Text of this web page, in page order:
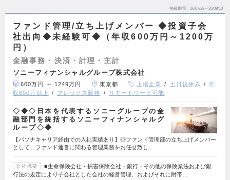
掲載期間 26/07/28～26/08/10
ファンド管理/立ち上げメンバー ◆投資子会
社出向◆未経験可◆（年収600万円～1200万
円）
金融事務・決済・計理・主計
ソニーフィナンシャルグループ株式会社
600万円 ～ 1249万円 東京都 上場企業 土日祝休み
年
収600万以上
フレックス勤務 リモートワーク可能
◇◆◇日本を代表するソニーグループの金
融部門を統括するソニーフィナンシャルグ
ループ◇◆
【パソナキャリア経由での入社実績あり】◎ファンド管理部の立ち上げメンバー
として、ファンド運営に関わる管理業務をお任せ致し…
会社概要
■生命保険会社・損害保険会社・銀行・その他の保険業法および銀
行法の規定により子会社とした会社の経営管理、およびそれに附帯…